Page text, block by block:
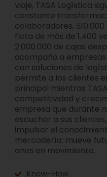
viaje, TASA Logística
constante
colaboradores,
flota de más de 1.400
2.000.000 de cajas
acompaña a
con soluciones de
permite a los clientes
principal mientras
competitividad y
empresa que durante
escuchar a sus
impulsar el
mercadería: mueve
años en movimiento.
Know-How